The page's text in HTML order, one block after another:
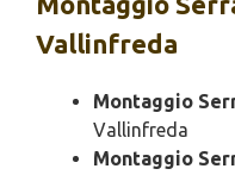
Vallinfreda
Montaggio
Vallinfreda
Montaggio